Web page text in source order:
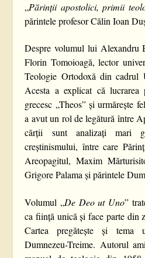
„Părinții apostolici, primii
părintele profesor Călin Ioan
Despre volumul lui Alexandru
Florin Tomoioagă, lector
Teologie Ortodoxă din cadrul
Acesta a explicat că lucrarea
grecesc „Theos” și urmărește
a avut un rol de legătură între
cărții sunt analizați mari
creștinismului, între care
Areopagitul, Maxim
Grigore Palama și părintele
Volumul „De Deo ut Uno”
ca ființă unică și face parte din
Cartea pregătește și tema
Dumnezeu-Treime. Autorul